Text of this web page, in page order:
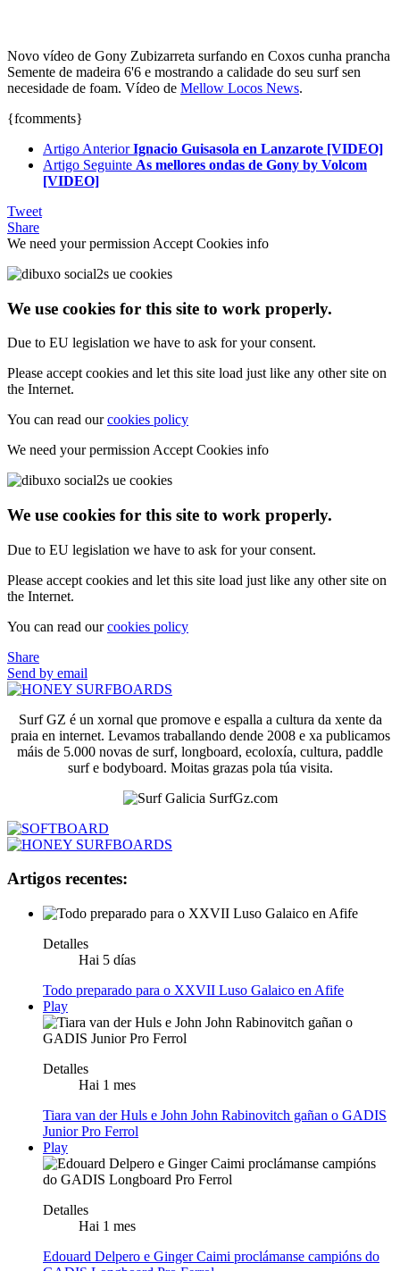
Novo vídeo de Gony Zubizarreta surfando en Coxos cunha prancha
Semente de madeira 6'6 e mostrando a calidade do seu surf sen
necesidade de foam. Vídeo de Mellow Locos News.
{fcomments}
Artigo Anterior Ignacio Guisasola en Lanzarote [VIDEO]
Artigo Seguinte As mellores ondas de Gony by Volcom
[VIDEO]
Tweet
Share
We need your permission Accept Cookies info
We use cookies for this site to work properly.
Due to EU legislation we have to ask for your consent.
Please accept cookies and let this site load just like any other site on
the Internet.
You can read ourcookies policy
We need your permission Accept Cookies info
We use cookies for this site to work properly.
Due to EU legislation we have to ask for your consent.
Please accept cookies and let this site load just like any other site on
the Internet.
You can read ourcookies policy
Share
Send by email
Surf GZ é un xornal que promove e espalla a cultura da xente da
praia en internet. Levamos traballando dende 2008 e xa publicamos
máis de 5.000 novas de surf, longboard, ecoloxía, cultura, paddle
surf e bodyboard. Moitas grazas pola túa visita.
Artigos recentes:
Detalles
Hai 5 días
Todo preparado para o XXVII Luso Galaico en Afife
Play
Detalles
Hai 1 mes
Tiara van der Huls e John John Rabinovitch gañan o GADIS
Junior Pro Ferrol
Play
Detalles
Hai 1 mes
Edouard Delpero e Ginger Caimi proclámanse campións do